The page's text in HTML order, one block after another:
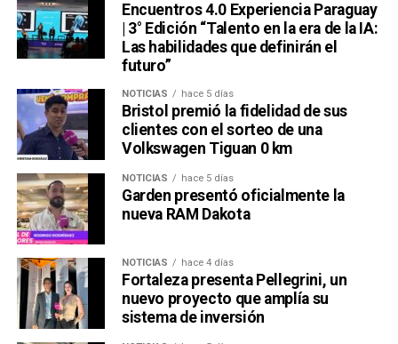
Encuentros 4.0 Experiencia Paraguay
| 3° Edición “Talento en la era de la IA:
Las habilidades que definirán el
futuro”
NOTICIAS hace 5 días
Bristol premió la fidelidad de sus
clientes con el sorteo de una
Volkswagen Tiguan 0 km
NOTICIAS hace 5 días
Garden presentó oficialmente la
nueva RAM Dakota
NOTICIAS hace 4 días
Fortaleza presenta Pellegrini, un
nuevo proyecto que amplía su
sistema de inversión